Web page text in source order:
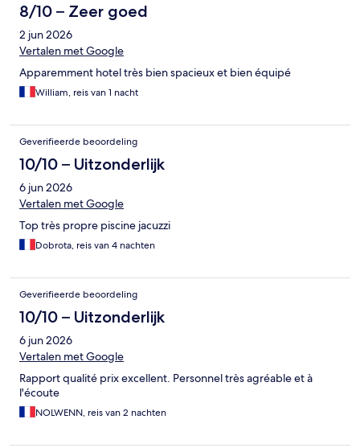
8/10 – Zeer goed
2 jun 2026
Vertalen met Google
Apparemment hotel très bien spacieux et bien équipé
William, reis van 1 nacht
Geverifieerde beoordeling
10/10 – Uitzonderlijk
6 jun 2026
Vertalen met Google
Top très propre piscine jacuzzi
Dobrota, reis van 4 nachten
Geverifieerde beoordeling
10/10 – Uitzonderlijk
6 jun 2026
Vertalen met Google
Rapport qualité prix excellent. Personnel très agréable et à
l'écoute
NOLWENN, reis van 2 nachten